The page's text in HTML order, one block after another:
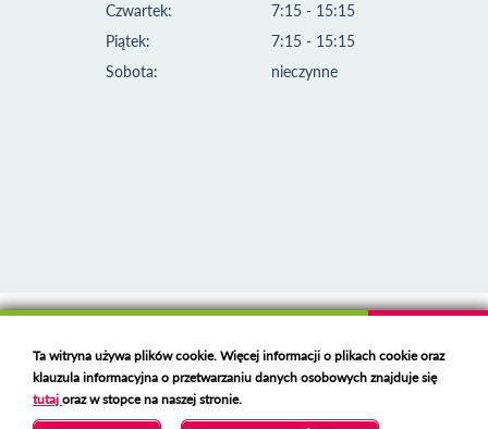
Czwartek:
Piątek:
Sobota:
7:15 - 15:15
7:15 - 15:15
nieczynne
Deklaracja dostępności
Polski serwer RBL
https://polspam.pl/
Copyright 2023 Urząd Miejski w Opolu Lubelskim
Ta witryna używa plików cookie. Więcej informacji o plikach cookie oraz
klauzula informacyjna o przetwarzaniu danych osobowych znajduje się
tutajoraz w stopce na naszej stronie.